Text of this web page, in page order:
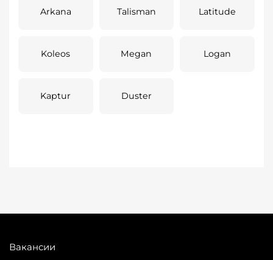
Arkana Talisman Latitude
Koleos Megan Logan
Kaptur Duster
Вакансии